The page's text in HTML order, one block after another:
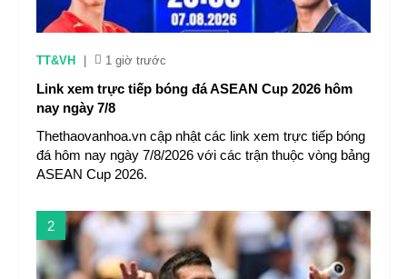
TT&VH 1 giờ trước
Link xem trực tiếp bóng đá ASEAN Cup 2026 hôm
nay ngày 7/8
Thethaovanhoa.vn cập nhật các link xem trực tiếp bóng
đá hôm nay ngày 7/8/2026 với các trận thuộc vòng bảng
ASEAN Cup 2026.
2